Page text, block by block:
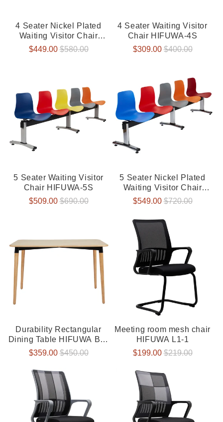
4 Seater Nickel Plated
Waiting Visitor Chair
HIFUWA-4S
Verkaufspreis
$449.00 Normaler
$580.00
4 Seater Waiting Visitor
Chair HIFUWA-4S
Verkaufspreis
$309.00 Normaler
$400.00
5 Seater Waiting Visitor
Chair HIFUWA-5S
Verkaufspreis
$509.00 Normaler
$690.00
5 Seater Nickel Plated
Waiting Visitor Chair
HIFUWA-5S
Verkaufspreis
$549.00 Normaler
$720.00
Durability Rectangular
Dining Table HIFUWA BA-
CN120-G
Verkaufspreis
$359.00 Normaler
$450.00
Meeting room mesh chair
HIFUWA L1-1
Verkaufspreis
$199.00 Normaler
$219.00